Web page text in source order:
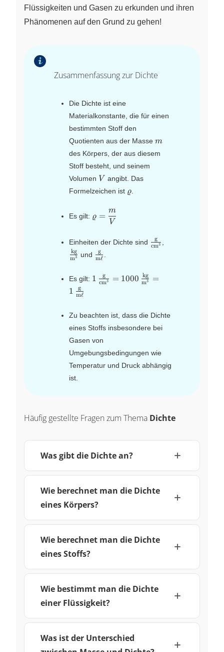
Flüssigkeiten und Gasen zu erkunden und ihren
Phänomenen auf den Grund zu gehen!
Zusammenfassung zur Dichte
Die Dichte ist eine
Materialkonstante, die für einen
bestimmten Stoff den
Quotienten aus der Masse m
m
des Körpers, der aus diesem
Stoff besteht, und seinem
Volumen V
V angibt. Das
Formelzeichen ist \varrho
ϱ
Es gilt: \varrho=\dfrac{m}
{V}
ϱ =
V
m
Einheiten der Dichte sind \frac{\text{g}}
{\text{cm}^3}
cm3
g
m3
kg und \frac{\text{g}}
{\text{m}\ell}
mℓ
g
Es gilt: 1\,\frac{\text{g}}
1 cm3
g = 1000 m3
kg
=
1 mℓ
g
Zu beachten ist, dass die Dichte
eines Stoffs insbesondere bei
Gasen von
Umgebungsbedingungen wie
Temperatur und Druck abhängig
ist.
Häufig gestellte Fragen zum Thema Dichte
Was gibt die Dichte an?
Wie berechnet man die Dichte
eines Körpers?
Wie berechnet man die Dichte
eines Stoffs?
Wie bestimmt man die Dichte
einer Flüssigkeit?
Was ist der Unterschied